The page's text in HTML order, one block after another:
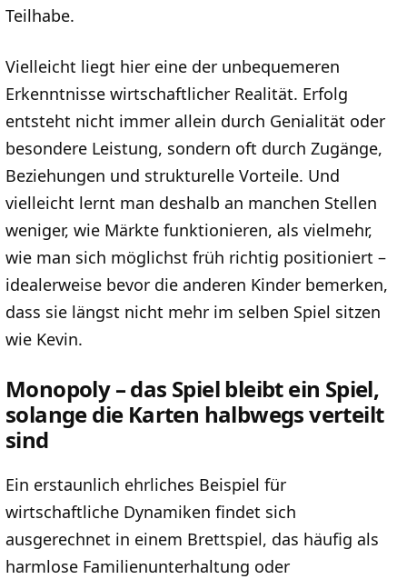
Teilhabe.
Vielleicht liegt hier eine der unbequemeren
Erkenntnisse wirtschaftlicher Realität. Erfolg
entsteht nicht immer allein durch Genialität oder
besondere Leistung, sondern oft durch Zugänge,
Beziehungen und strukturelle Vorteile. Und
vielleicht lernt man deshalb an manchen Stellen
weniger, wie Märkte funktionieren, als vielmehr,
wie man sich möglichst früh richtig positioniert –
idealerweise bevor die anderen Kinder bemerken,
dass sie längst nicht mehr im selben Spiel sitzen
wie Kevin.
Monopoly – das Spiel bleibt ein Spiel,
solange die Karten halbwegs verteilt
sind
Ein erstaunlich ehrliches Beispiel für
wirtschaftliche Dynamiken findet sich
ausgerechnet in einem Brettspiel, das häufig als
harmlose Familienunterhaltung oder